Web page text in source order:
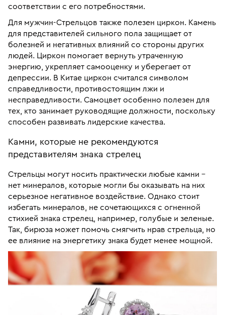
соответствии с его потребностями.
Для мужчин-Стрельцов также полезен циркон. Камень
для представителей сильного пола защищает от
болезней и негативных влияний со стороны других
людей. Циркон помогает вернуть утраченную
энергию, укрепляет самооценку и уберегает от
депрессии. В Китае циркон считался символом
справедливости, противостоящим лжи и
несправедливости. Самоцвет особенно полезен для
тех, кто занимает руководящие должности, поскольку
способен развивать лидерские качества.
Камни, которые не рекомендуются
представителям знака стрелец
Стрельцы могут носить практически любые камни –
нет минералов, которые могли бы оказывать на них
серьезное негативное воздействие. Однако стоит
избегать минералов, не сочетающихся с огненной
стихией знака стрелец, например, голубые и зеленые.
Так, бирюза может помочь смягчить нрав стрельца, но
ее влияние на энергетику знака будет менее мощной.